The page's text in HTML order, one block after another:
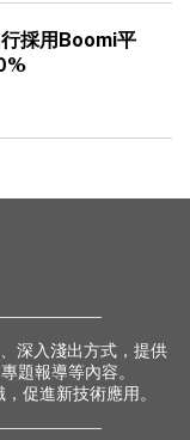
行採用Boomi平
深入淺出方式，提供
題報導等內容。
促進新技術應用。